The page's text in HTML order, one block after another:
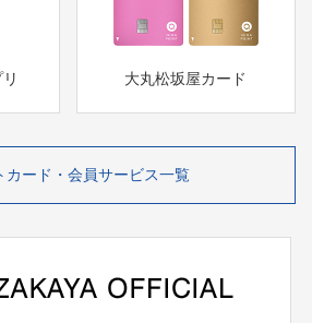
大丸松坂屋カード
カード・会員サービス一覧